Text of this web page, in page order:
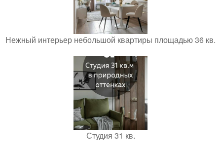
Нежный интерьер небольшой квартиры площадью 36 кв.
Студия 31 кв.